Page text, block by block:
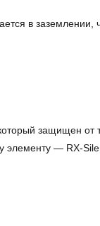
в
защищен
элементу — RX-